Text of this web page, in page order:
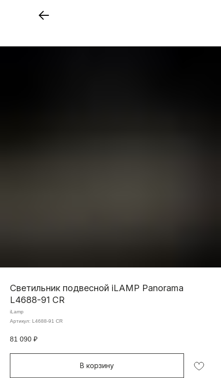
Светильник подвесной iLAMP Panorama
L4688-91 CR
iLamp
Артикул: L4688-91 CR
81 090 ₽
В корзину